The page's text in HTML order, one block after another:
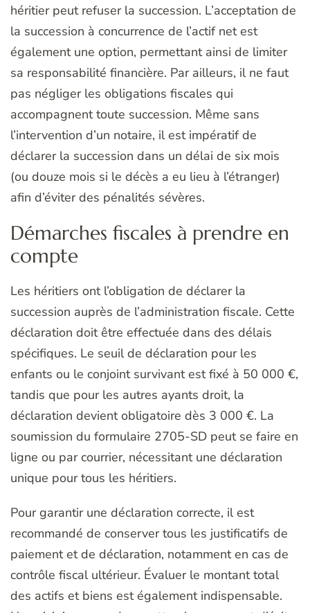
héritier peut refuser la succession. L’acceptation de
la succession à concurrence de l’actif net est
également une option, permettant ainsi de limiter
sa responsabilité financière. Par ailleurs, il ne faut
pas négliger les obligations fiscales qui
accompagnent toute succession. Même sans
l’intervention d’un notaire, il est impératif de
déclarer la succession dans un délai de six mois
(ou douze mois si le décès a eu lieu à l’étranger)
afin d’éviter des pénalités sévères.
Démarches fiscales à prendre en
compte
Les héritiers ont l’obligation de déclarer la
succession auprès de l’administration fiscale. Cette
déclaration doit être effectuée dans des délais
spécifiques. Le seuil de déclaration pour les
enfants ou le conjoint survivant est fixé à 50 000 €,
tandis que pour les autres ayants droit, la
déclaration devient obligatoire dès 3 000 €. La
soumission du formulaire 2705-SD peut se faire en
ligne ou par courrier, nécessitant une déclaration
unique pour tous les héritiers.
Pour garantir une déclaration correcte, il est
recommandé de conserver tous les justificatifs de
paiement et de déclaration, notamment en cas de
contrôle fiscal ultérieur. Évaluer le montant total
des actifs et biens est également indispensable.